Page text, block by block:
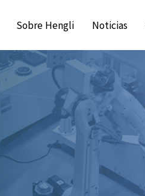
Sobre Hengli Noticias